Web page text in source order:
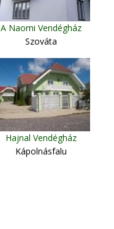
A Naomi Vendégház
Szováta
Hajnal Vendégház
Kápolnásfalu